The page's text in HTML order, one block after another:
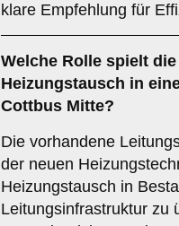
klare Empfehlung für
Welche Rolle spielt
Heizungstausch in
Cottbus Mitte?
Die vorhandene
der neuen
Heizungstausch in
Leitungsinfrastruktur zu